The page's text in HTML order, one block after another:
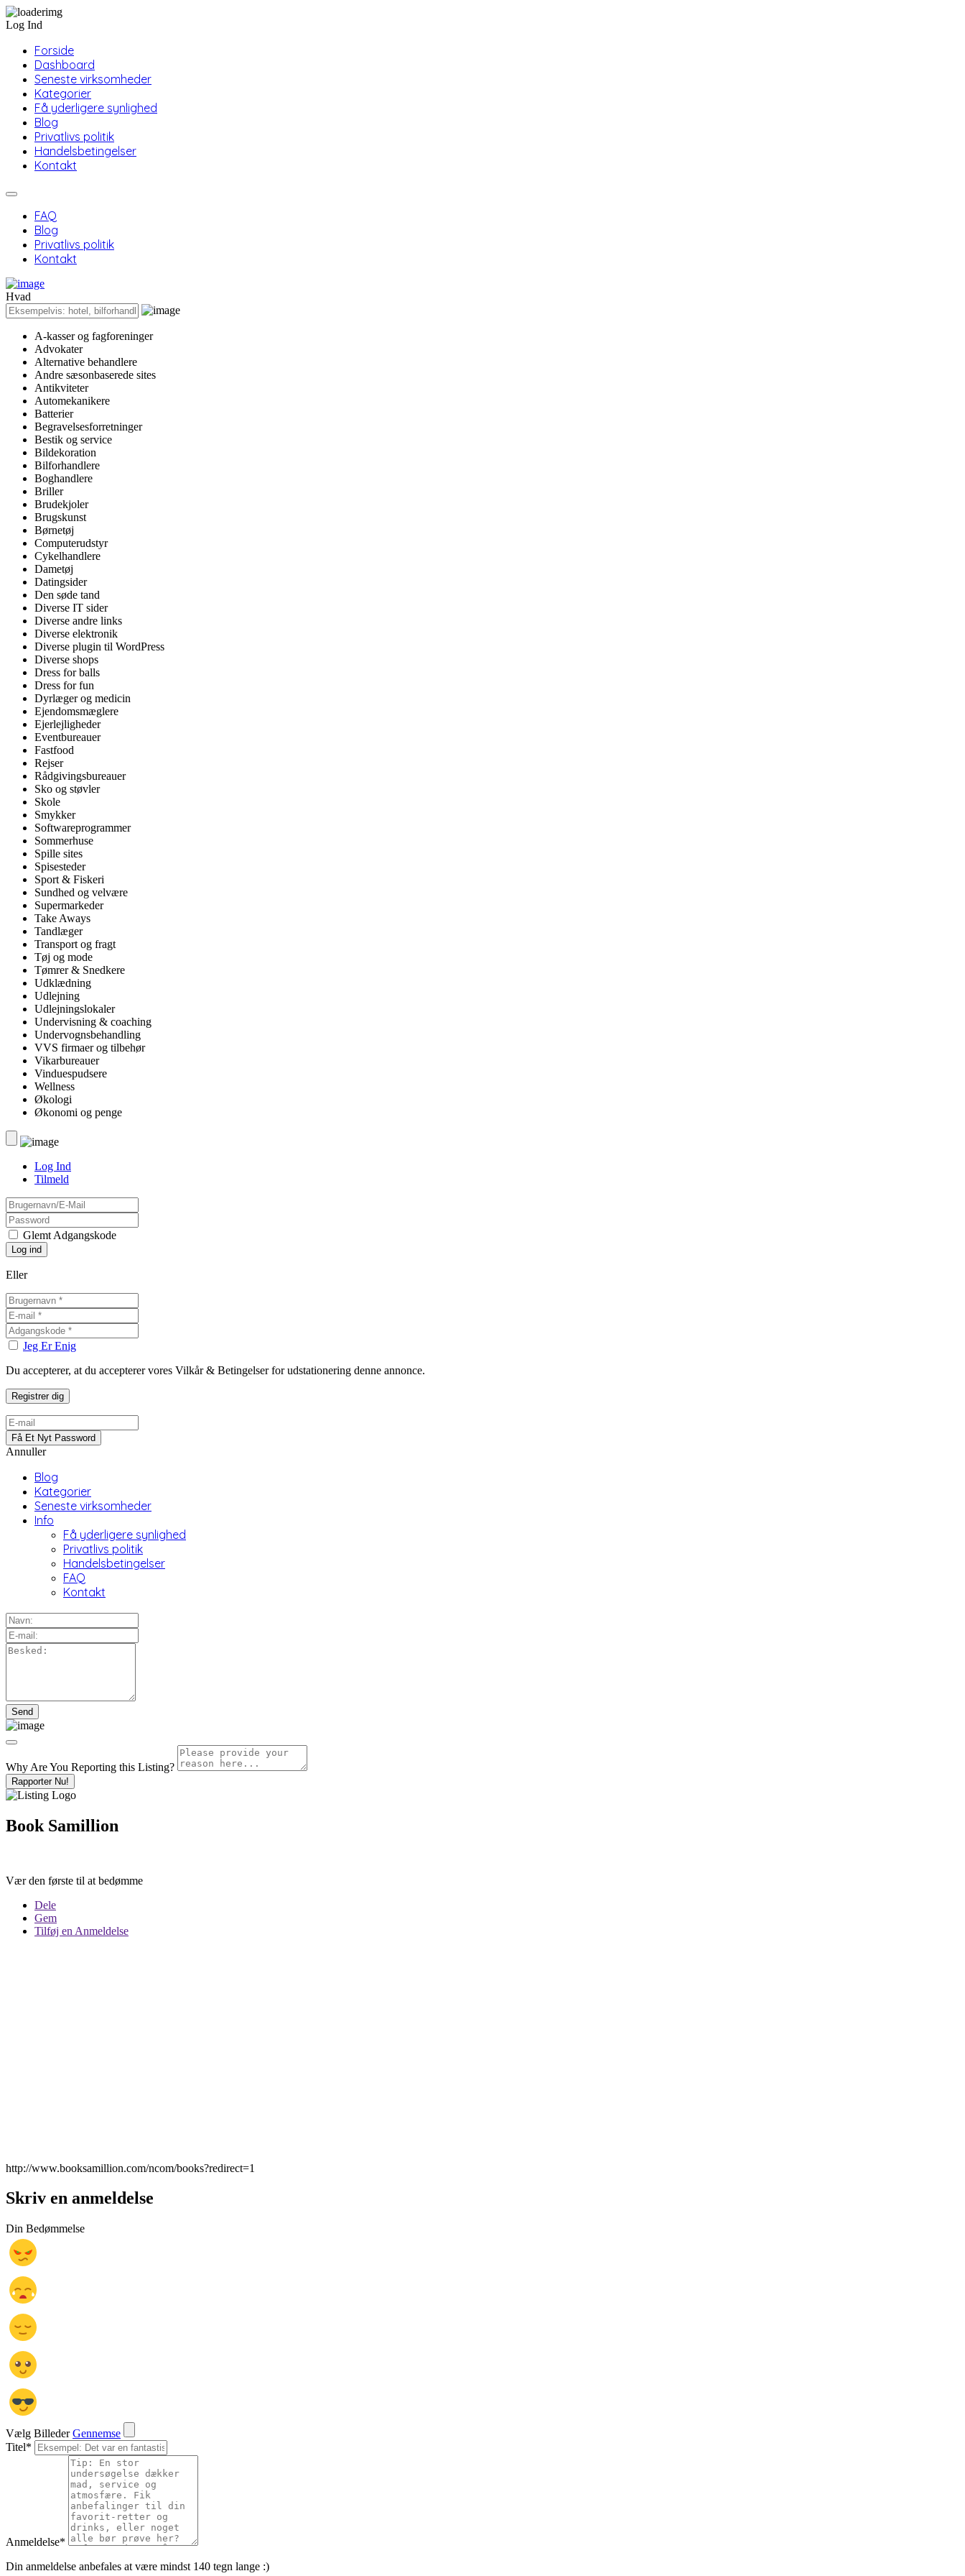
Log Ind
Forside
Dashboard
Seneste virksomheder
Kategorier
Få yderligere synlighed
Blog
Privatlivs politik
Handelsbetingelser
Kontakt
FAQ
Blog
Privatlivs politik
Kontakt
Hvad
A-kasser og fagforeninger
Advokater
Alternative behandlere
Andre sæsonbaserede sites
Antikviteter
Automekanikere
Batterier
Begravelsesforretninger
Bestik og service
Bildekoration
Bilforhandlere
Boghandlere
Briller
Brudekjoler
Brugskunst
Børnetøj
Computerudstyr
Cykelhandlere
Dametøj
Datingsider
Den søde tand
Diverse IT sider
Diverse andre links
Diverse elektronik
Diverse plugin til WordPress
Diverse shops
Dress for balls
Dress for fun
Dyrlæger og medicin
Ejendomsmæglere
Ejerlejligheder
Eventbureauer
Fastfood
Rejser
Rådgivingsbureauer
Sko og støvler
Skole
Smykker
Softwareprogrammer
Sommerhuse
Spille sites
Spisesteder
Sport & Fiskeri
Sundhed og velvære
Supermarkeder
Take Aways
Tandlæger
Transport og fragt
Tøj og mode
Tømrer & Snedkere
Udklædning
Udlejning
Udlejningslokaler
Undervisning & coaching
Undervognsbehandling
VVS firmaer og tilbehør
Vikarbureauer
Vinduespudsere
Wellness
Økologi
Økonomi og penge
Log Ind
Tilmeld
Glemt Adgangskode
Eller
Jeg Er Enig
Du accepterer, at du accepterer vores Vilkår & Betingelser for udstationering denne annonce.
Annuller
Blog
Kategorier
Seneste virksomheder
Info
Få yderligere synlighed
Privatlivs politik
Handelsbetingelser
FAQ
Kontakt
Why Are You Reporting this Listing?
Rapporter Nu!
Book Samillion
Vær den første til at bedømme
Dele
Gem
Tilføj en Anmeldelse
http://www.booksamillion.com/ncom/books?redirect=1
Skriv en anmeldelse
Din Bedømmelse
Vælg Billeder Gennemse
Titel*
Anmeldelse*
Din anmeldelse anbefales at være mindst 140 tegn lange :)